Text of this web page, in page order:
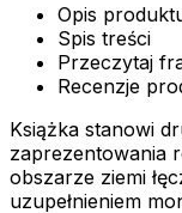
Opis
Spis treści
Przeczytaj
Recenzje
Książka stanowi
zaprezentowania
obszarze ziemi
uzupełnieniem